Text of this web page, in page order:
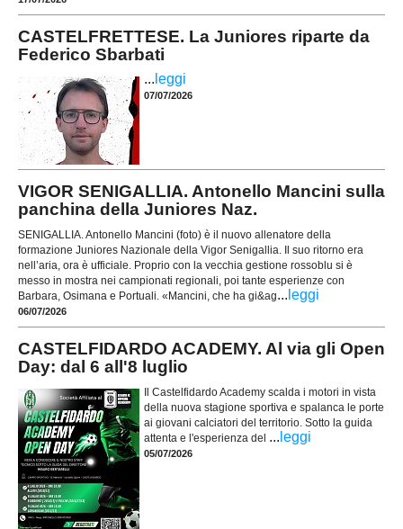
CASTELFRETTESE. La Juniores riparte da
Federico Sbarbati
... leggi
07/07/2026
VIGOR SENIGALLIA. Antonello Mancini sulla
panchina della Juniores Naz.
SENIGALLIA. Antonello Mancini (foto) è il nuovo allenatore della
formazione Juniores Nazionale della Vigor Senigallia. Il suo ritorno era
nell’aria, ora è ufficiale. Proprio con la vecchia gestione rossoblu si è
messo in mostra nei campionati regionali, poi tante esperienze con
Barbara, Osimana e Portuali. «Mancini, che ha gi&ag... leggi
06/07/2026
CASTELFIDARDO ACADEMY. Al via gli Open
Day: dal 6 all'8 luglio
Il Castelfidardo Academy scalda i motori in vista
della nuova stagione sportiva e spalanca le porte
ai giovani calciatori del territorio. Sotto la guida
attenta e l'esperienza del ... leggi
05/07/2026